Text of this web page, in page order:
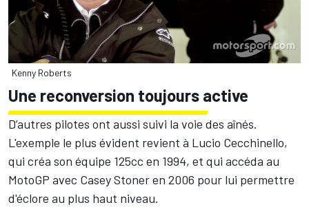
Kenny Roberts
Une reconversion toujours active
D’autres pilotes ont aussi suivi la voie des aînés.
L'exemple le plus évident revient à Lucio Cecchinello,
qui créa son équipe 125cc en 1994, et qui accéda au
MotoGP avec Casey Stoner en 2006 pour lui permettre
d'éclore au plus haut niveau.